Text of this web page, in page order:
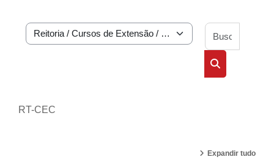
Categorias de Cursos
RT-CEC
Expandir tudo